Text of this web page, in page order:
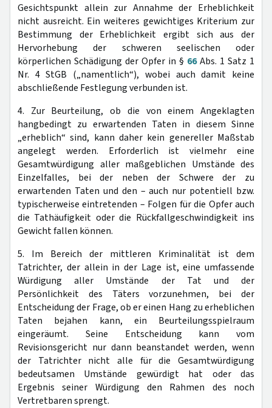
Gesichtspunkt allein zur Annahme der Erheblichkeit
nicht ausreicht. Ein weiteres gewichtiges Kriterium zur
Bestimmung der Erheblichkeit ergibt sich aus der
Hervorhebung der schweren seelischen oder
körperlichen Schädigung der Opfer in § 66Abs. 1 Satz 1
Nr. 4 StGB („namentlich“), wobei auch damit keine
abschließende Festlegung verbunden ist.
4. Zur Beurteilung, ob die von einem Angeklagten
hangbedingt zu erwartenden Taten in diesem Sinne
„erheblich“ sind, kann daher kein genereller Maßstab
angelegt werden. Erforderlich ist vielmehr eine
Gesamtwürdigung aller maßgeblichen Umstände des
Einzelfalles, bei der neben der Schwere der zu
erwartenden Taten und den – auch nur potentiell bzw.
typischerweise eintretenden – Folgen für die Opfer auch
die Tathäufigkeit oder die Rückfallgeschwindigkeit ins
Gewicht fallen können.
5. Im Bereich der mittleren Kriminalität ist dem
Tatrichter, der allein in der Lage ist, eine umfassende
Würdigung aller Umstände der Tat und der
Persönlichkeit des Täters vorzunehmen, bei der
Entscheidung der Frage, ob er einen Hang zu erheblichen
Taten bejahen kann, ein Beurteilungsspielraum
eingeräumt. Seine Entscheidung kann vom
Revisionsgericht nur dann beanstandet werden, wenn
der Tatrichter nicht alle für die Gesamtwürdigung
bedeutsamen Umstände gewürdigt hat oder das
Ergebnis seiner Würdigung den Rahmen des noch
Vertretbaren sprengt.